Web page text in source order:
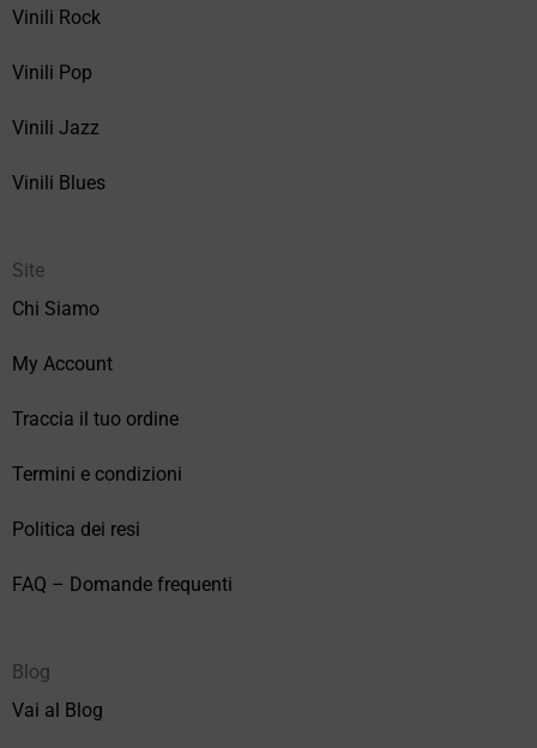
Vinili Rock
Vinili Pop
Vinili Jazz
Vinili Blues
Site
Chi Siamo
My Account
Traccia il tuo ordine
Termini e condizioni
Politica dei resi
FAQ – Domande frequenti
Blog
Vai al Blog